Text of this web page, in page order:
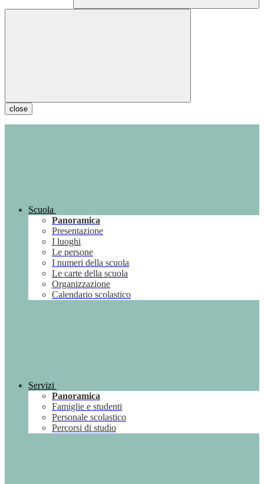
close
Scuola
Panoramica
Presentazione
I luoghi
Le persone
I numeri della scuola
Le carte della scuola
Organizzazione
Calendario scolastico
Servizi
Panoramica
Famiglie e studenti
Personale scolastico
Percorsi di studio